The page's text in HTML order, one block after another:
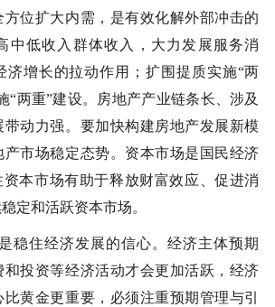
位扩大内需，是有效化解外部冲击的
中低收入群体收入，大力发展服务消
济增长的拉动作用；扩围提质实施“两
“两重”建设。房地产产业链条长、涉及
动力强。要加快构建房地产发展新模
产市场稳定态势。资本市场是国民经济
资本市场有助于释放财富效应、促进消
定和活跃资本市场。
住经济发展的信心。经济主体预期
和投资等经济活动才会更加活跃，经济
黄金更重要，必须注重预期管理与引